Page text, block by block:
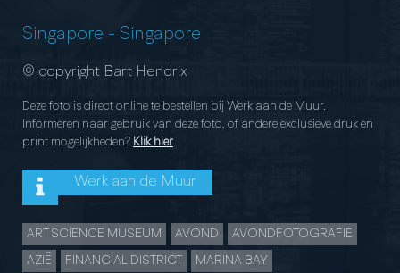
Singapore - Singapore
© copyright Bart Hendrix
Deze foto is direct online te bestellen bij Werk aan de Muur.
Informeren naar gebruik van deze foto, of andere exclusieve druk en
print mogelijkheden? Klik hier.
Werk aan de Muur
ART SCIENCE MUSEUM AVOND AVONDFOTOGRAFIE
AZIË FINANCIAL DISTRICT MARINA BAY